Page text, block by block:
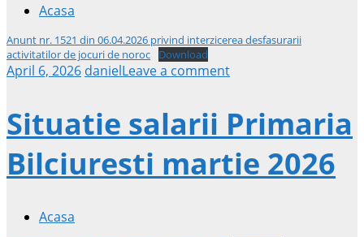
Acasa
Anunt nr. 1521 din 06.04.2026 privind interzicerea desfasurarii
activitatilor de jocuri de noroc
Download
April 6, 2026 danielLeave a comment
Situatie salarii Primaria
Bilciuresti martie 2026
Acasa